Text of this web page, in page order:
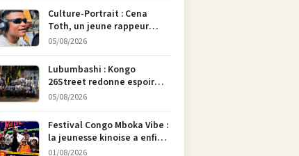
Tshimbu en 137 pages
Culture-Portrait : Cena
Toth, un jeune rappeur
déterminé à faire entendre
05/08/2026
Lubumbashi : Kongo
26Street redonne espoir
aux enfants de la rue par
05/08/2026
Festival Congo Mboka Vibe :
la jeunesse kinoise a enfin
sa plateforme de culture
01/08/2026